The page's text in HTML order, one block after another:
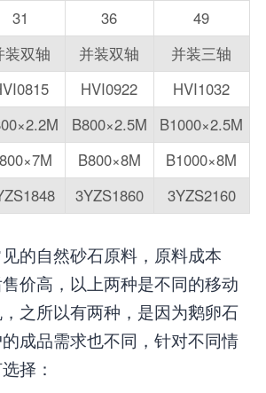
31 36
49
装双轴 并装双轴
并装三轴
HVI0922
HVI1032
B800×2.5M
B1000×2.5M
B800×8M
B1000×8M
3YZS1860 3YZS2160
的自然砂石原料，原料成本
价高，以上两种是不同的移动
之所以有两种，是因为鹅卵石
成品需求也不同，针对不同情
择：